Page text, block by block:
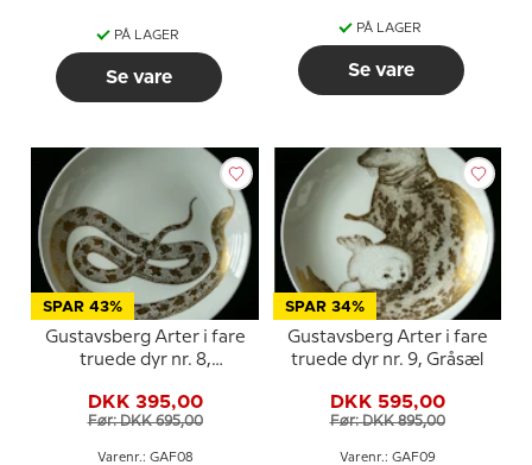
PÅ LAGER
Se vare
PÅ LAGER
Se vare
SPAR 43%
Gustavsberg Arter i fare
truede dyr nr. 8,
DKK 395,00
Før: DKK 695,00
Varenr.: GAF08
SPAR 34%
Gustavsberg Arter i fare
truede dyr nr. 9, Gråsæl
DKK 595,00
Før: DKK 895,00
Varenr.: GAF09